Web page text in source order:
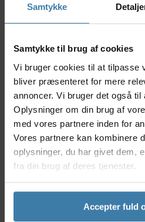
Samtykke
Samtykke til brug af cookies
Vi bruger cookies til at tilpasse
bliver præsenteret for mere
annoncer. Vi bruger det også
Oplysninger om din brug af
med vores partnere inden for
Vores partnere kan kombinere
oplysninger, du har givet dem,
fra din brug af deres tjenester.
Accepter fuld
tråd, men også et markant
skifte - selv under de mest
Nyttige facts
Skabt til SRAM RedD1/E1
(v3.)
Ceramicspeed’s
friktion
Optimal kædeføring med
for lavere modstand
Kasseteknologi, der
Letvægts
holdbarhed og stivhed
Anvendelse
Ceramicspeed OSPW RS cage